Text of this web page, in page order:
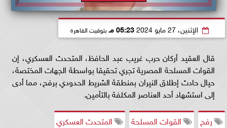
الإثنين، 27 مايو 2024 05:23 مـ بتوقيت القاهرة
قال العقيد أركان حرب غريب عبد الحافظ، المتحدث العسكري، إن
القوات المسلحة المصرية تجري تحقيقا بواسطة الجهات المختصة،
حيال حادث إطلاق النيران بمنطقة الشريط الحدودي برفح، مما أدى
إلى استشهاد أحد العناصر المكلفة بالتأمين.
رفح
القوات المسلحة
المتحدث العسكري